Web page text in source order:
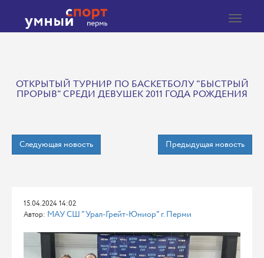
Toggle
ОТКРЫТЫЙ ТУРНИР ПО БАСКЕТБОЛУ "БЫСТРЫЙ
ПРОРЫВ" СРЕДИ ДЕВУШЕК 2011 ГОДА РОЖДЕНИЯ
Следующая новость Предыдущая новость
15.04.2024 14:02
Автор: МАУ СШ "Урал-Грейт-Юниор" г. Перми